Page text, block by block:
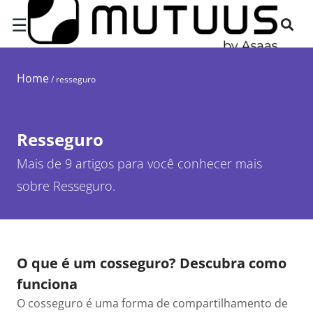
☰
Home/ resseguro
Resseguro
Mais de 9 artigos para você conhecer mais
sobre Resseguro.
O que é um cosseguro? Descubra como
funciona
O cosseguro é uma forma de compartilhamento de